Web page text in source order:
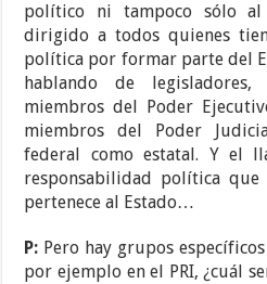
político ni tampoco sólo al
dirigido a todos quienes
política por formar parte del
hablando de
miembros del Poder
miembros del Poder
federal como estatal. Y el
responsabilidad política
pertenece al Estado…
P: Pero hay grupos
por ejemplo en el PRI, ¿cuál